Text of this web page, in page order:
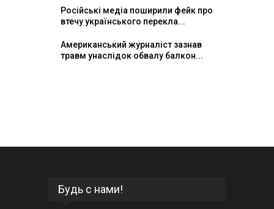
Російські медіа поширили фейк про
втечу українського перекла...
Американський журналіст зазнав
травм унаслідок обвалу балкон...
Будь с нами!